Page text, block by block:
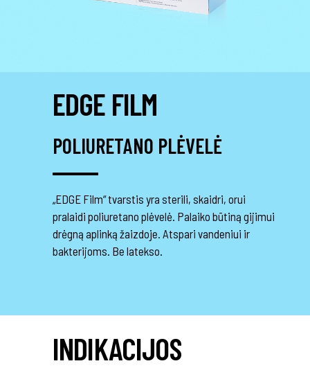
EDGE FILM
POLIURETANO PLĖVELĖ
„EDGE Film“ tvarstis yra sterili, skaidri, orui
pralaidi poliuretano plėvelė. Palaiko būtiną gijimui
drėgną aplinką žaizdoje. Atspari vandeniui ir
bakterijoms. Be latekso.
INDIKACIJOS